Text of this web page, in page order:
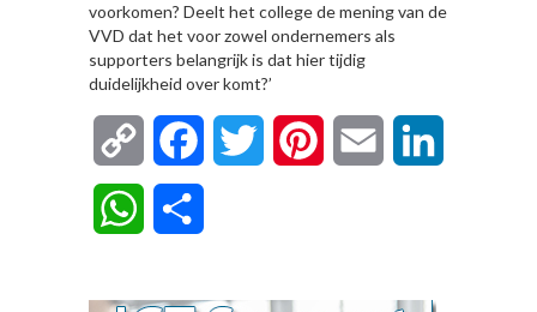
voorkomen? Deelt het college de mening van de
VVD dat het voor zowel ondernemers als
supporters belangrijk is dat hier tijdig
duidelijkheid over komt?’
Copy
Link
FacebookTwitter Pinterest Email
WhatsApp